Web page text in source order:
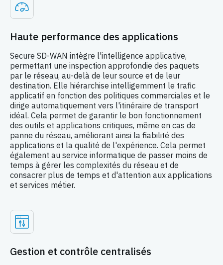
Haute performance des applications
Secure SD-WAN intègre l'intelligence applicative,
permettant une inspection approfondie des paquets
par le réseau, au-delà de leur source et de leur
destination. Elle hiérarchise intelligemment le trafic
applicatif en fonction des politiques commerciales et le
dirige automatiquement vers l'itinéraire de transport
idéal. Cela permet de garantir le bon fonctionnement
des outils et applications critiques, même en cas de
panne du réseau, améliorant ainsi la fiabilité des
applications et la qualité de l'expérience. Cela permet
également au service informatique de passer moins de
temps à gérer les complexités du réseau et de
consacrer plus de temps et d'attention aux applications
et services métier.
Gestion et contrôle centralisés